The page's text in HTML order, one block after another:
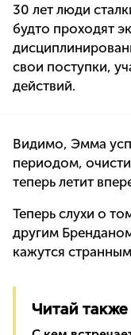
30 лет люди
будто проходят
свои поступки,
действий.
Видимо, Эмма
периодом,
теперь летит
Теперь слухи о
другим
кажутся
Читай также